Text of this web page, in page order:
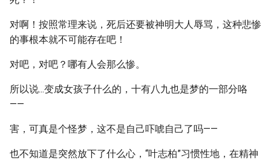
对啊！按照常理来说，死后还要被神明大人辱骂，这种悲惨
的事根本就不可能存在吧！
对吧，对吧？哪有人会那么惨。
所以说...变成女孩子什么的，十有八九也是梦的一部分咯
——
害，可真是个怪梦，这不是自己吓唬自己了吗——
也不知道是突然放下了什么心，“叶志柏”习惯性地，在精神